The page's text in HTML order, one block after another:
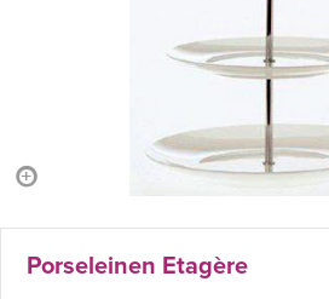
Porseleinen Etagère